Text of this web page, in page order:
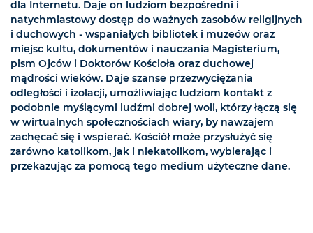
dla Internetu. Daje on ludziom bezpośredni i
natychmiastowy dostęp do ważnych zasobów religijnych
i duchowych - wspaniałych bibliotek i muzeów oraz
miejsc kultu, dokumentów i nauczania Magisterium,
pism Ojców i Doktorów Kościoła oraz duchowej
mądrości wieków. Daje szanse przezwyciężania
odległości i izolacji, umożliwiając ludziom kontakt z
podobnie myślącymi ludźmi dobrej woli, którzy łączą się
w wirtualnych społecznościach wiary, by nawzajem
zachęcać się i wspierać. Kościół może przysłużyć się
zarówno katolikom, jak i niekatolikom, wybierając i
przekazując za pomocą tego medium użyteczne dane.